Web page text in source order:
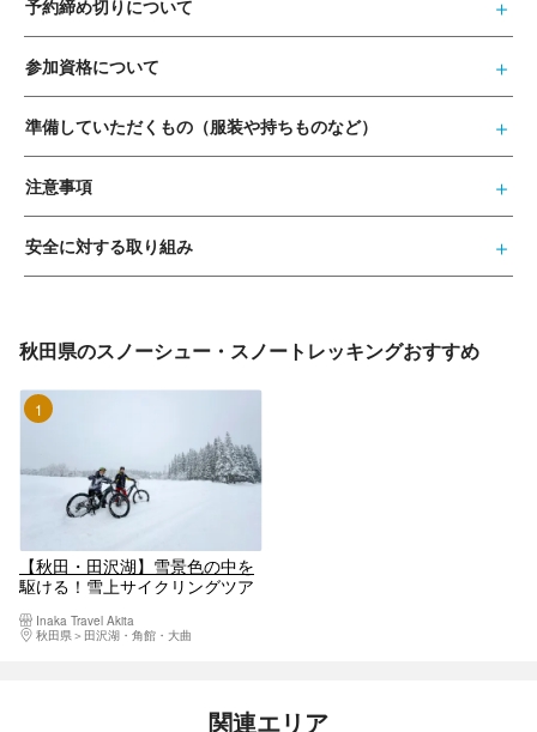
予約締め切りについて
参加資格について
準備していただくもの（服装や持ちものなど）
注意事項
安全に対する取り組み
秋田県のスノーシュー・スノートレッキングおすすめ
【秋田・田沢湖】雪景色の中を
駆ける！雪上サイクリングツア
Inaka Travel Akita
秋田県
田沢湖・角館・大曲
関連エリア